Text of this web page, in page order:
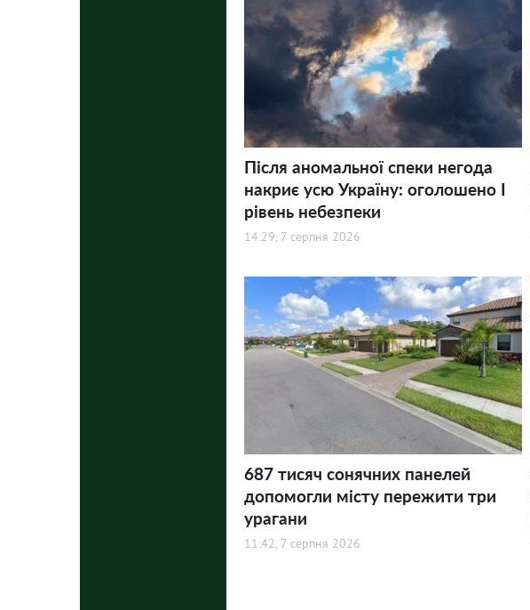
Після аномальної спеки негода
накриє усю Україну: оголошено І
рівень небезпеки
14:29, 7 серпня 2026
687 тисяч сонячних панелей
допомогли місту пережити три
урагани
11:42, 7 серпня 2026